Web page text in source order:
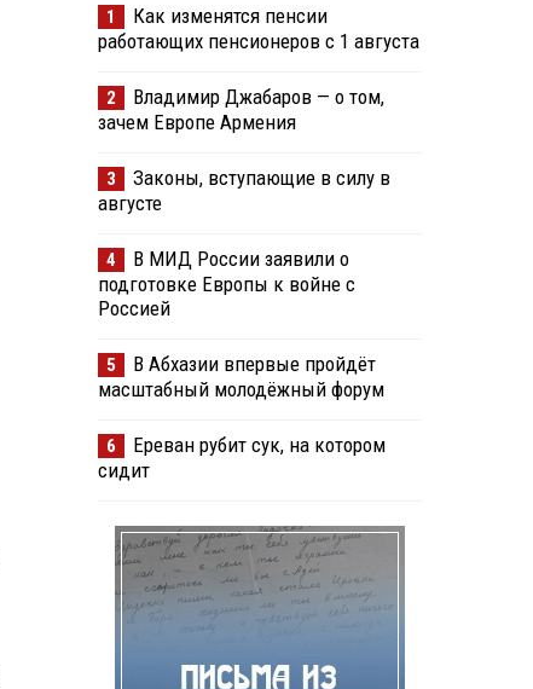
1
Как изменятся пенсии
работающих пенсионеров с 1 августа
2
Владимир Джабаров — о том,
зачем Европе Армения
3
Законы, вступающие в силу в
августе
4
В МИД России заявили о
подготовке Европы к войне с
Россией
5
В Абхазии впервые пройдёт
масштабный молодёжный форум
6
Ереван рубит сук, на котором
сидит